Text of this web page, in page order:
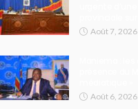
Août 7, 2026
Août 6, 2026